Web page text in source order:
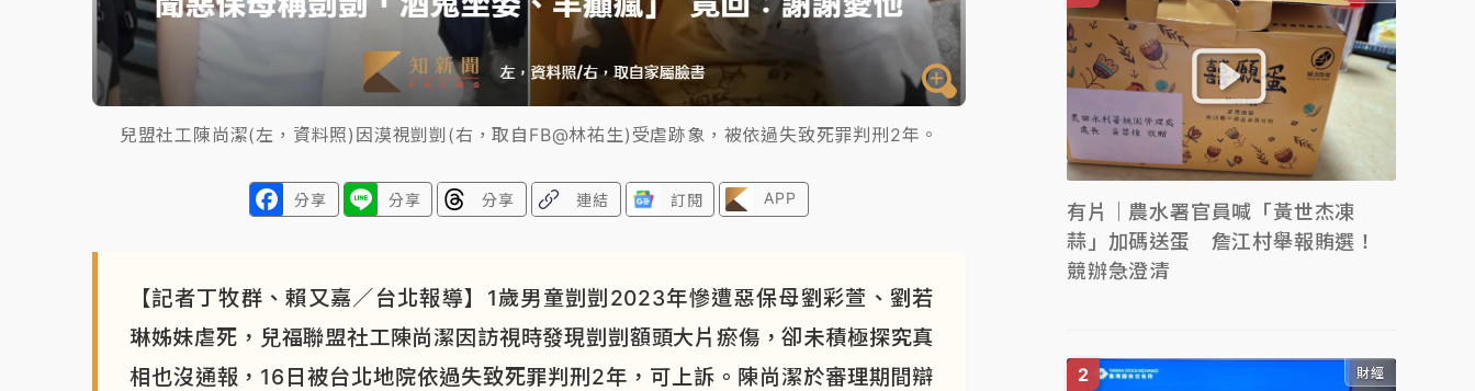
兒盟社工陳尚潔(左，資料照)因漠視剴剴(右，取自FB@林祐生)受虐跡象，被依過失致死罪判刑2年。
分享 分享 分享 連結 訂閱 APP
【記者丁牧群、賴又嘉／台北報導】1歲男童剴剴2023年慘遭惡保母劉彩萱、劉若
琳姊妹虐死，兒福聯盟社工陳尚潔因訪視時發現剴剴額頭大片瘀傷，卻未積極探究真
相也沒通報，16日被台北地院依過失致死罪判刑2年，可上訴。陳尚潔於審理期間辯
有片｜農水署官員喊「黃世杰凍
蒜」加碼送蛋 詹江村舉報賄選！
競辦急澄清
財經